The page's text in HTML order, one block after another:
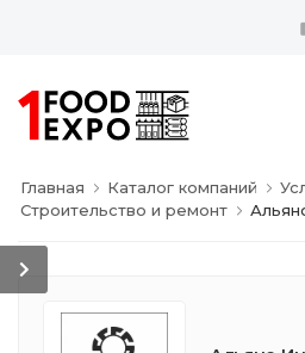
Главная Каталог компаний
Строительство и ремонт